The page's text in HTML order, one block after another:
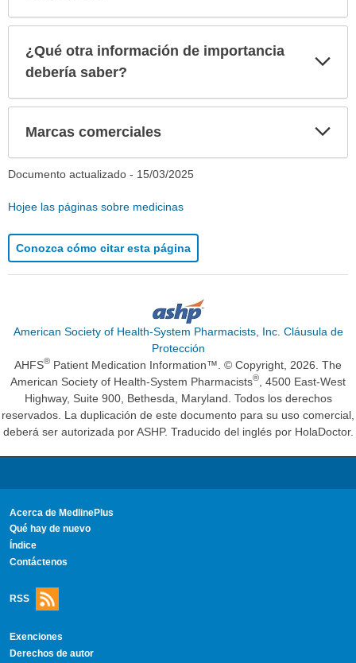
¿Qué otra información de importancia
debería saber?
Marcas comerciales
Documento actualizado - 15/03/2025
Hojee las páginas sobre medicinas
Conozca cómo citar esta página
American Society of Health-System Pharmacists, Inc. Cláusula de
Protección
AHFS® Patient Medication Information™. © Copyright, 2026. The
American Society of Health-System Pharmacists®
, 4500 East-West
Highway, Suite 900, Bethesda, Maryland. Todos los derechos
reservados. La duplicación de este documento para su uso comercial,
deberá ser autorizada por ASHP. Traducido del inglés por HolaDoctor.
Acerca de MedlinePlus
Qué hay de nuevo
Índice
Contáctenos
RSS
Exenciones
Derechos de autor